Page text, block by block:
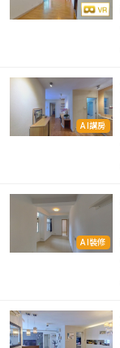
AI講房
AI裝修